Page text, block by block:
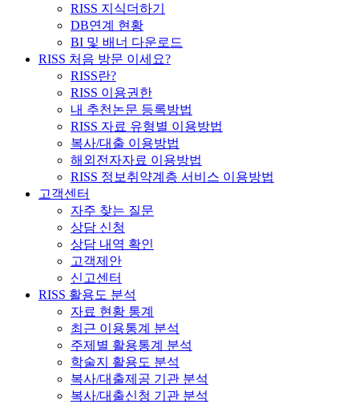
RISS 지식더하기
DB연계 현황
BI 및 배너 다운로드
RISS 처음 방문 이세요?
RISS란?
RISS 이용권한
내 추천논문 등록방법
RISS 자료 유형별 이용방법
복사/대출 이용방법
해외전자자료 이용방법
RISS 정보취약계층 서비스 이용방법
고객센터
자주 찾는 질문
상담 신청
상담 내역 확인
고객제안
신고센터
RISS 활용도 분석
자료 현황 통계
최근 이용통계 분석
주제별 활용통계 분석
학술지 활용도 분석
복사/대출제공 기관 분석
복사/대출신청 기관 분석